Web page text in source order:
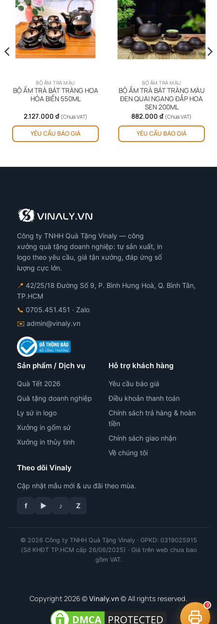
BỘ ẤM TRÀ MÀU
BỘ ẤM TRÀ BÁT TRÀNG HOA
HỎA BIẾN 550ML
2.127.000 ₫ (Chưa VAT)
YÊU CẦU BÁO GIÁ
BỘ ẤM TRÀ MÀU
BỘ ẤM TRÀ BÁT TRÀNG MÀU
ĐEN QUAI NGANG ĐẮP HOA
SEN 200ML
882.000 ₫ (Chưa VAT)
YÊU CẦU BÁO GIÁ
Công ty TNHH Quà Tặng Vinaly — công
xưởng quà tặng doanh nghiệp: tự sản xuất, in
logo theo yêu cầu, giá tận xưởng, đáp ứng số
lượng cực lớn.
📍 42/25/18 Đường Số 9, P. Bình Hưng Hoà, Q. Bình Tân,
TP.HCM
📞 0705.451.451 · Zalo
✉️ admin@vinaly.vn
Sản phẩm / Dịch vụ
Quà Tết 2026
Quà tặng doanh nghiệp
Ly sứ in logo
Xưởng in gốm sứ
Xưởng in thủy tinh
Hỗ trợ khách hàng
Yêu cầu báo giá
Điều khoản thanh toán
Chính sách trả hàng & hoàn
tiền
Chính sách giao nhận
Về chúng tôi
Theo dõi Vinaly
Cập nhật mẫu mới & ưu đãi theo mùa.
f ▶ ♪ Z
© 2026 Công ty TNHH Quà Tặng Vinaly · GPKD: 0319025915
(Sở KHĐT TP.HCM cấp 26/06/2025) · Giá trên web chưa bao
gồm VAT.
Copyright 2026 © Vinaly.vn © All rights reserved.
tư vấn công nghệ in
?